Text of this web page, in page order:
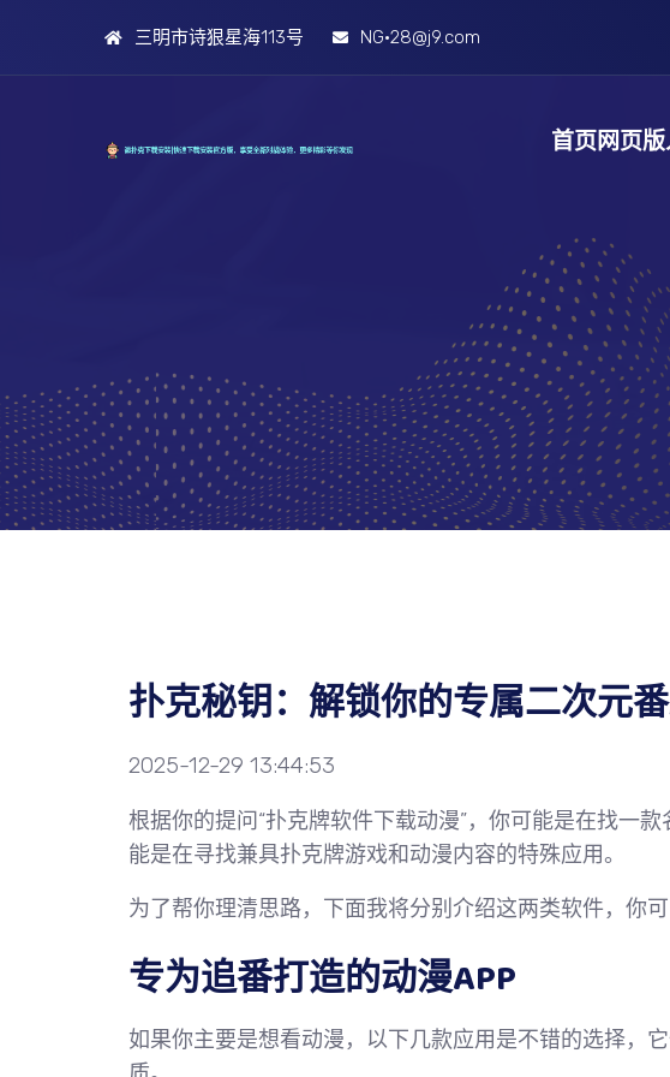
三明市诗狠星海113号 NG·28@j9.com
首页网页版
扑克秘钥：解锁你的专属二次元
2025-12-29 13:44:53
根据你的提问“扑克牌软件下载动漫”，你可能是在找一
能是在寻找兼具扑克牌游戏和动漫内容的特殊应用。
为了帮你理清思路，下面我将分别介绍这两类软件，你
专为追番打造的动漫APP
如果你主要是想看动漫，以下几款应用是不错的选择，